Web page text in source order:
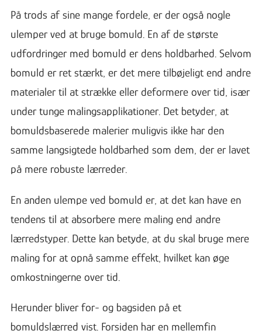
På trods af sine mange fordele, er der også nogle
ulemper ved at bruge bomuld. En af de største
udfordringer med bomuld er dens holdbarhed. Selvom
bomuld er ret stærkt, er det mere tilbøjeligt end andre
materialer til at strække eller deformere over tid, især
under tunge malingsapplikationer. Det betyder, at
bomuldsbaserede malerier muligvis ikke har den
samme langsigtede holdbarhed som dem, der er lavet
på mere robuste lærreder.
En anden ulempe ved bomuld er, at det kan have en
tendens til at absorbere mere maling end andre
lærredstyper. Dette kan betyde, at du skal bruge mere
maling for at opnå samme effekt, hvilket kan øge
omkostningerne over tid.
Herunder bliver for- og bagsiden på et
bomuldslærred vist. Forsiden har en mellemfin